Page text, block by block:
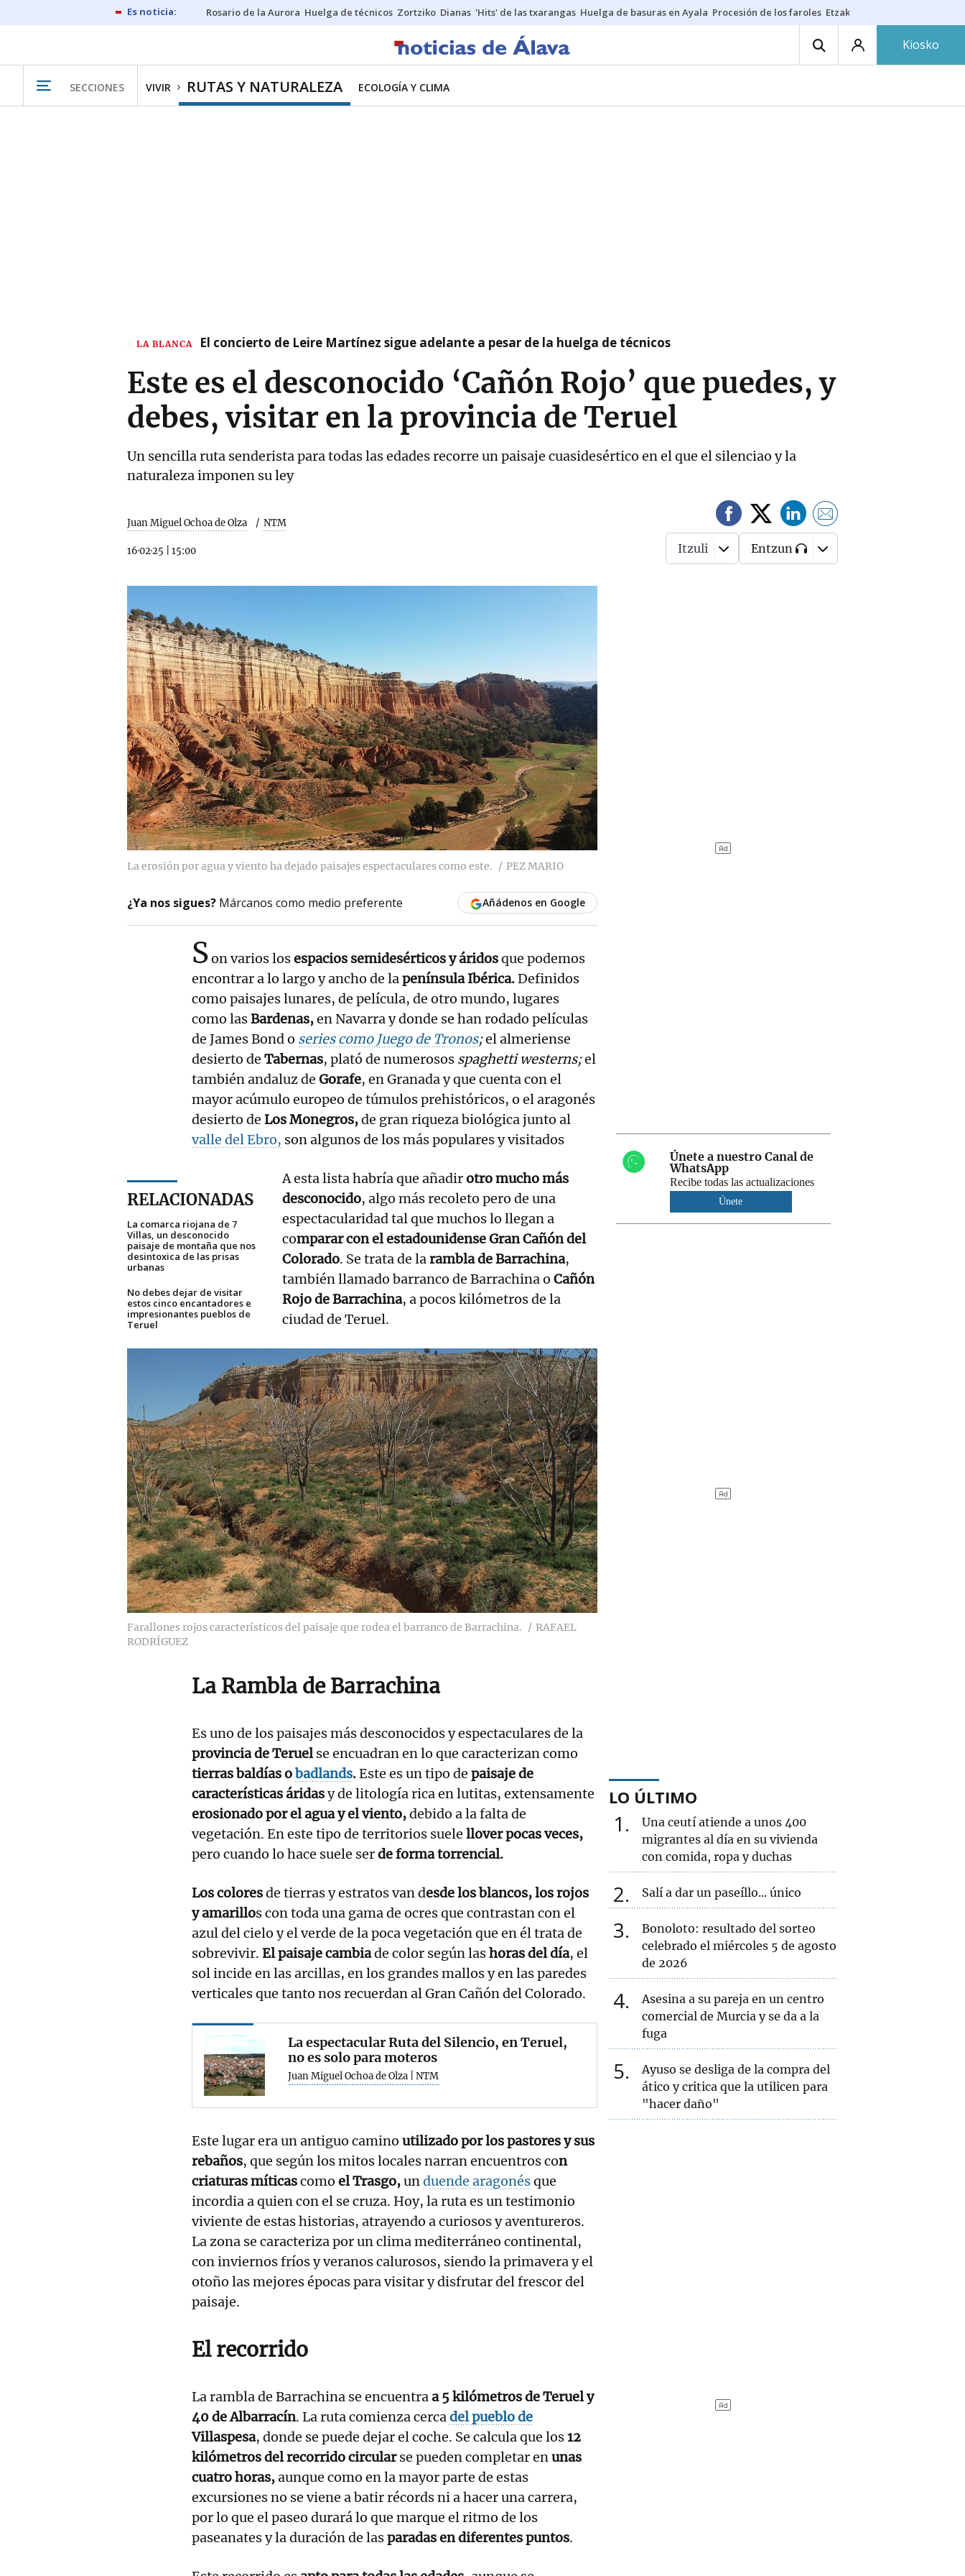
Rosario de la Aurora Huelga de técnicos Zortziko Dianas 'Hits' de las txarangas Huelga de basuras en Ayala Procesión de los faroles Etzakit
Kiosko
SECCIONES VIVIR RUTAS Y NATURALEZA ECOLOGÍA Y CLIMA
LA BLANCA El concierto de Leire Martínez sigue adelante a pesar de la huelga de técnicos
Este es el desconocido ‘Cañón Rojo’ que puedes, y
debes, visitar en la provincia de Teruel
Un sencilla ruta senderista para todas las edades recorre un paisaje cuasidesértico en el que el silenciao y la
naturaleza imponen su ley
Juan Miguel Ochoa de Olza NTM
16·02·25 15:00 Itzuli Entzun
La erosión por agua y viento ha dejado paisajes espectaculares como este. PEZ MARIO
¿Ya nos sigues? Márcanos como medio preferente Añádenos en Google
Son varios losespacios semidesérticos y áridosque podemos
encontrar a lo largo y ancho de lapenínsula Ibérica.Definidos
como paisajes lunares, de película, de otro mundo, lugares
como lasBardenas,en Navarra y donde se han rodado películas
de James Bond o series como Juego de Tronos;el almeriense
desierto de Tabernas, plató de numerosos spaghetti westerns;el
también andaluz de Gorafe, en Granada y que cuenta con el
mayor acúmulo europeo de túmulos prehistóricos, o el aragonés
desierto de Los Monegros,de gran riqueza biológica junto al
valle del Ebro, son algunos de los más populares y visitados
RELACIONADAS
La comarca riojana de 7
Villas, un desconocido
paisaje de montaña que nos
desintoxica de las prisas
urbanas
No debes dejar de visitar
estos cinco encantadores e
impresionantes pueblos de
Teruel
A esta lista habría que añadirotro mucho más
desconocido, algo más recoleto pero de una
espectacularidad tal que muchos lo llegan a
comparar con el estadounidense Gran Cañón del
Colorado. Se trata de larambla de Barrachina,
también llamado barranco de Barrachina oCañón
Rojo de Barrachina, a pocos kilómetros de la
ciudad de Teruel.
Farallones rojos característicos del paisaje que rodea el barranco de Barrachina.
RAFAEL
RODRÍGUEZ
La Rambla de Barrachina
Es uno de los paisajes más desconocidos y espectaculares de la
provincia de Teruelse encuadran en lo que caracterizan como
tierras baldías obadlands.Este es un tipo de paisaje de
características áridasy de litología rica en lutitas, extensamente
erosionado por el agua y el viento,debido a la falta de
vegetación. En este tipo de territorios suele llover pocas veces,
pero cuando lo hace suele serde forma torrencial.
Los coloresde tierras y estratos van desde los blancos, los rojos
y amarillos con toda una gama de ocres que contrastan con el
azul del cielo y el verde de la poca vegetación que en él trata de
sobrevivir. El paisaje cambiade color según lashoras del día, el
sol incide en las arcillas, en los grandes mallos y en las paredes
verticales que tanto nos recuerdan al Gran Cañón del Colorado.
La espectacular Ruta del Silencio, en Teruel,
no es solo para moteros
Juan Miguel Ochoa de Olza | NTM
Este lugar era un antiguo camino utilizado por los pastores y sus
rebaños, que según los mitos locales narran encuentros con
criaturas míticascomo el Trasgo,unduende aragonésque
incordia a quien con el se cruza. Hoy, la ruta es un testimonio
viviente de estas historias, atrayendo a curiosos y aventureros.
La zona se caracteriza por un clima mediterráneo continental,
con inviernos fríos y veranos calurosos, siendo la primavera y el
otoño las mejores épocas para visitar y disfrutar del frescor del
paisaje.
El recorrido
La rambla de Barrachina se encuentraa 5 kilómetros de Teruel y
40 de Albarracín. La ruta comienza cercadel pueblo de
Villaspesa, donde se puede dejar el coche. Se calcula que los12
kilómetros del recorrido circularse pueden completar enunas
cuatro horas,aunque como en la mayor parte de estas
excursiones no se viene a batir récords ni a hacer una carrera,
por lo que el paseo durará lo que marque el ritmo de los
paseanates y la duración de lasparadas en diferentes puntos.
Únete a nuestro Canal de
WhatsApp
Recibe todas las actualizaciones
Únete
LO ÚLTIMO
1
Una ceutí atiende a unos 400
migrantes al día en su vivienda
con comida, ropa y duchas
2 Salí a dar un paseíllo... único
3
Bonoloto: resultado del sorteo
celebrado el miércoles 5 de agosto
de 2026
4
Asesina a su pareja en un centro
comercial de Murcia y se da a la
fuga
5
Ayuso se desliga de la compra del
ático y critica que la utilicen para
"hacer daño"